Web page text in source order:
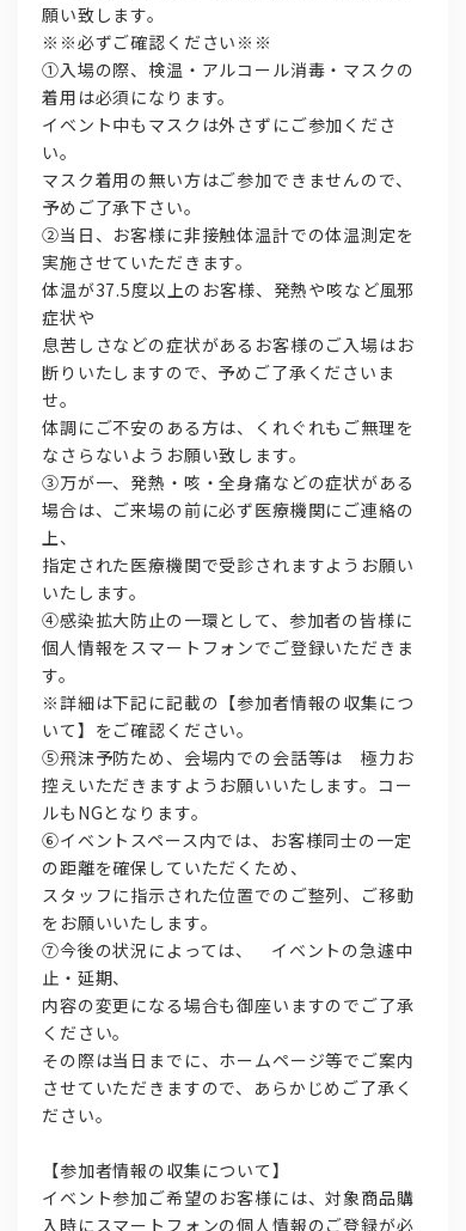
願い致します。
※※必ずご確認ください※※
①入場の際、検温・アルコール消毒・マスクの
着用は必須になります。
イベント中もマスクは外さずにご参加くださ
い。
マスク着用の無い方はご参加できませんので、
予めご了承下さい。
②当日、お客様に非接触体温計での体温測定を
実施させていただきます。
体温が37.5度以上のお客様、発熱や咳など風邪
症状や
息苦しさなどの症状があるお客様のご入場はお
断りいたしますので、予めご了承くださいま
せ。
体調にご不安のある方は、くれぐれもご無理を
なさらないようお願い致します。
③万が一、発熱・咳・全身痛などの症状がある
場合は、ご来場の前に必ず医療機関にご連絡の
上、
指定された医療機関で受診されますようお願い
いたします。
④感染拡大防止の一環として、参加者の皆様に
個人情報をスマートフォンでご登録いただきま
す。
※詳細は下記に記載の【参加者情報の収集につ
いて】をご確認ください。
⑤飛沫予防ため、会場内での会話等は 極力お
控えいただきますようお願いいたします。コー
ルもNGとなります。
⑥イベントスペース内では、お客様同士の一定
の距離を確保していただくため、
スタッフに指示された位置でのご整列、ご移動
をお願いいたします。
⑦今後の状況によっては、 イベントの急遽中
止・延期、
内容の変更になる場合も御座いますのでご了承
ください。
その際は当日までに、ホームページ等でご案内
させていただきますので、あらかじめご了承く
ださい。
【参加者情報の収集について】
イベント参加ご希望のお客様には、対象商品購
入時にスマートフォンの個人情報のご登録が必